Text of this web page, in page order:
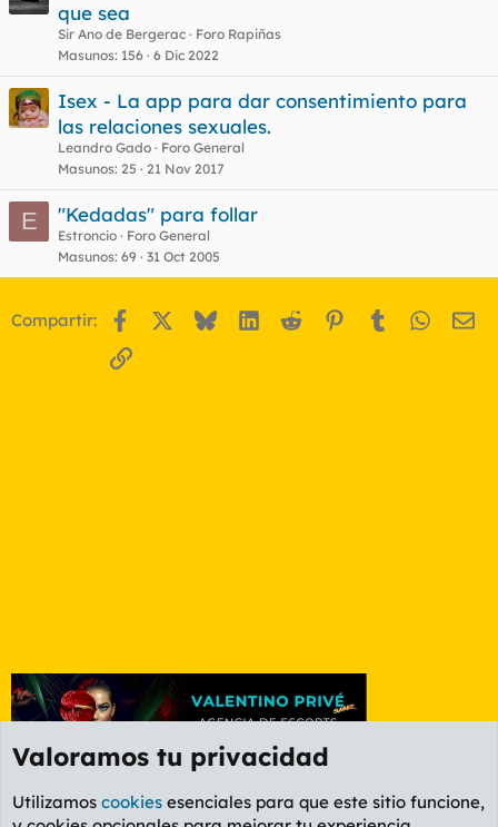
que sea
Sir Ano de Bergerac
Foro Rapiñas
Masunos 156 6 Dic 2022
Isex - La app para dar consentimiento para
las relaciones sexuales.
Leandro Gado
Foro General
Masunos 25 21 Nov 2017
E "Kedadas" para follar
Estroncio
Foro General
Masunos 69 31 Oct 2005
Compartir: Facebook BlueskyLinkedIn
Reddit Pinterest
Tumblr
Enlace
Valoramos tu privacidad
Utilizamos cookies esenciales para que este sitio funcione,